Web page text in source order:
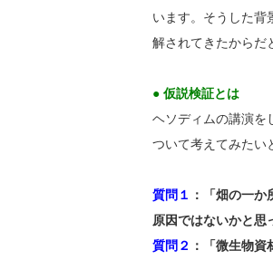
います。そうした背
解されてきたからだ
● 仮説検証とは
ヘソディムの講演を
ついて考えてみたい
質問１ ：「畑の一
原因ではないかと思
質問２ ：「微生物